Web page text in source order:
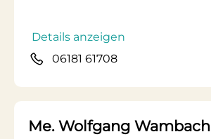
Details anzeigen
06181 61708
Me. Wolfgang Wambach